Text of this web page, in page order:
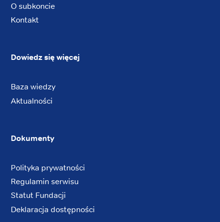
O subkoncie
Kontakt
Dowiedz się więcej
Baza wiedzy
Aktualności
Dokumenty
Polityka prywatności
Regulamin serwisu
Statut Fundacji
Deklaracja dostępności